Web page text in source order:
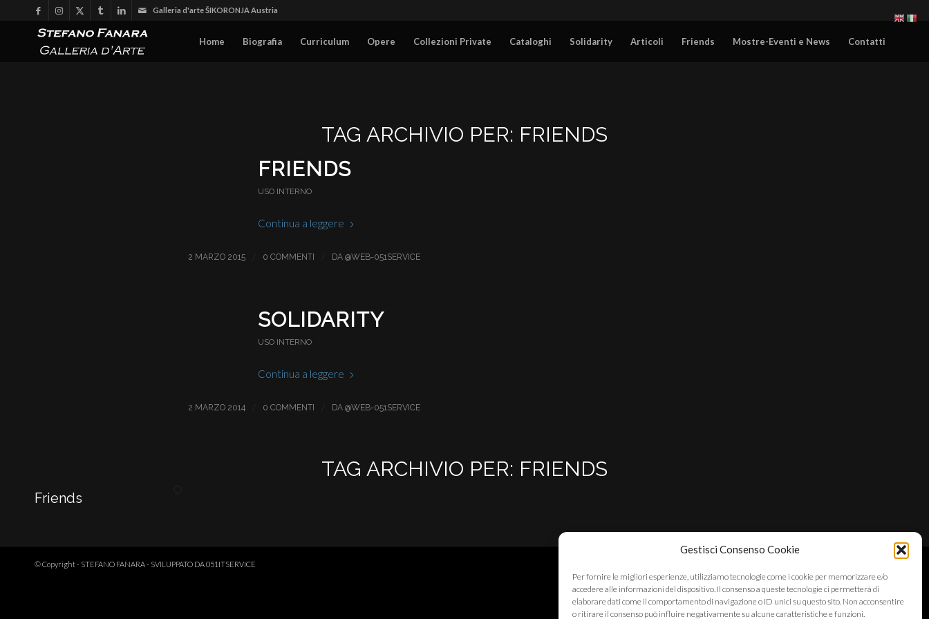
Gestisci Consenso Cookie
Per fornire le migliori esperienze, utilizziamo tecnologie come i cookie per memorizzare e/o
accedere alle informazioni del dispositivo. Il consenso a queste tecnologie ci permetterà di
elaborare dati come il comportamento di navigazione o ID unici su questo sito. Non acconsentire
o ritirare il consenso può influire negativamente su alcune caratteristiche e funzioni.
Galleria d'arte ŠIKORONJA Austria
Home Biografia Curriculum Opere Collezioni Private Cataloghi Solidarity Articoli Friends Mostre-Eventi e News Contatti
TAG ARCHIVIO PER: FRIENDS
FRIENDS
USO INTERNO
Continua a leggere
2 MARZO 2015 0 COMMENTI DA @WEB-051SERVICE
SOLIDARITY
USO INTERNO
Continua a leggere
2 MARZO 2014 0 COMMENTI DA @WEB-051SERVICE
TAG ARCHIVIO PER: FRIENDS
Friends
© Copyright - STEFANO FANARA - SVILUPPATO DA051ITSERVICE